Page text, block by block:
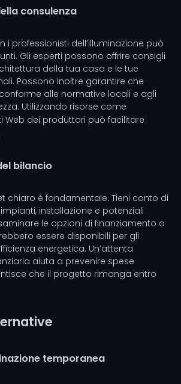
consulenza
i professionisti dell’illuminazione può
Gli esperti possono offrire consigli
della tua casa e le tue
Possono inoltre garantire che
alle normative locali e agli
Utilizzando risorse come
Web dei produttori può facilitare
bilancio
chiaro è fondamentale. Tieni conto di
installazione e potenziali
le opzioni di finanziamento o
essere disponibili per gli
energetica. Un’attenta
aiuta a prevenire spese
che il progetto rimanga entro
temporanea